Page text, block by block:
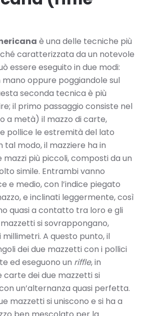
è una delle tecniche più
caratterizzata da un notevole
essere eseguito in due modi:
oppure poggiandole sul
seconda tecnica è più
il primo passaggio consiste nel
a metà) il mazzo di carte,
pollice le estremità del lato
modo, il mazziere ha in
più piccoli, composti da un
simile. Entrambi vanno
e medio, con l’indice piegato
e inclinati leggermente, così
quasi a contatto tra loro e gli
si sovrappongano,
A questo punto, il
dei due mazzetti con i pollici
ed eseguono un riffle, in
dei due mazzetti si
un’alternanza quasi perfetta.
mazzetti si uniscono e si ha a